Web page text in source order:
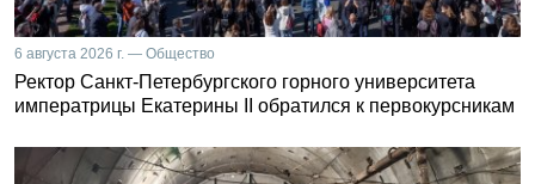
6 августа 2026 г. — Общество
Ректор Санкт-Петербургского горного университета
императрицы Екатерины II обратился к первокурсникам